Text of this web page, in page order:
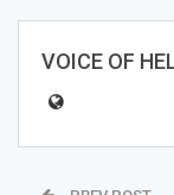
VOICE OF